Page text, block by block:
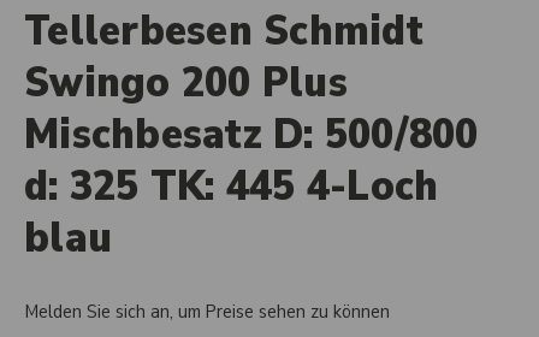
Tellerbesen Schmidt
Swingo 200 Plus
Mischbesatz D: 500/800
d: 325 TK: 445 4-Loch
blau
Melden Sie sich an, um Preise sehen zu können